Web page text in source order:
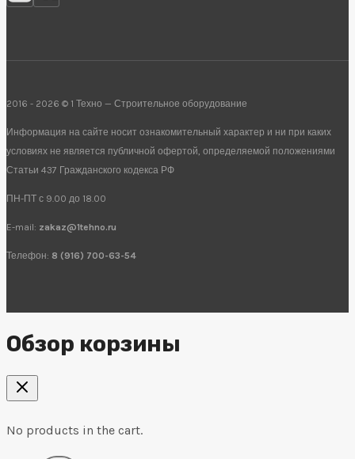
2016 - 2026 © 1 Техно — Строительное оборудование
Информация на сайте носит ознакомительный характер и ни при каких
условиях не является публичной офертой, определяемой положениями
Статьи 437 Гражданского кодекса РФ
ПН-ПТ с 9.00 до 18.00
E-mail: zakaz@1tehno.ru
Телефон: 8 (916) 700-63-54
Обзор корзины
No products in the cart.